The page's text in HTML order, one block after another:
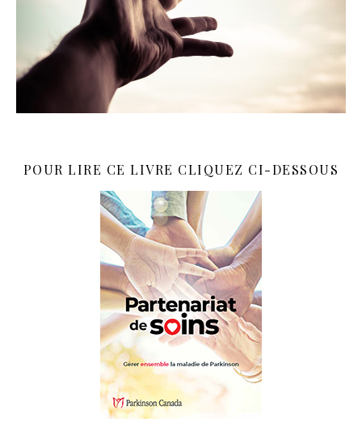
POUR LIRE CE LIVRE CLIQUEZ CI-DESSOUS